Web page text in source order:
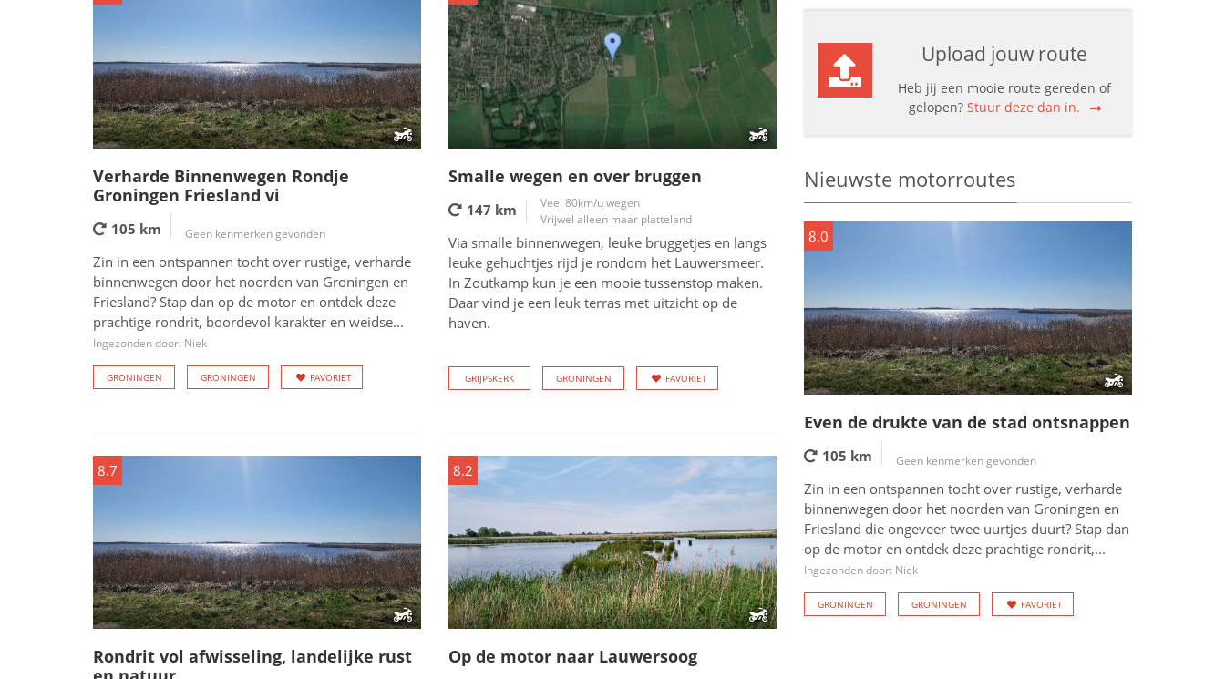
Verharde Binnenwegen Rondje
Groningen Friesland vi
105 km Geen kenmerken gevonden
Zin in een ontspannen tocht over rustige, verharde
binnenwegen door het noorden van Groningen en
Friesland? Stap dan op de motor en ontdek deze
prachtige rondrit, boordevol karakter en weidse...
Ingezonden door: Niek
GRONINGEN GRONINGEN FAVORIET
Smalle wegen en over bruggen
147 km
Veel 80km/u wegen
Vrijwel alleen maar platteland
Via smalle binnenwegen, leuke bruggetjes en langs
leuke gehuchtjes rijd je rondom het Lauwersmeer.
In Zoutkamp kun je een mooie tussenstop maken.
Daar vind je een leuk terras met uitzicht op de
haven.
GRIJPSKERK GRONINGEN FAVORIET
8.7
Rondrit vol afwisseling, landelijke rust
8.2
Op de motor naar Lauwersoog
Upload jouw route
Heb jij een mooie route gereden of
gelopen? Stuur deze dan in.
Nieuwste motorroutes
8.0
Even de drukte van de stad ontsnappen
105 km Geen kenmerken gevonden
Zin in een ontspannen tocht over rustige, verharde
binnenwegen door het noorden van Groningen en
Friesland die ongeveer twee uurtjes duurt? Stap dan
op de motor en ontdek deze prachtige rondrit,...
Ingezonden door: Niek
GRONINGEN GRONINGEN FAVORIET